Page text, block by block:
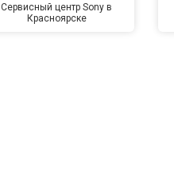
Сервисный центр Sony в
Красноярске